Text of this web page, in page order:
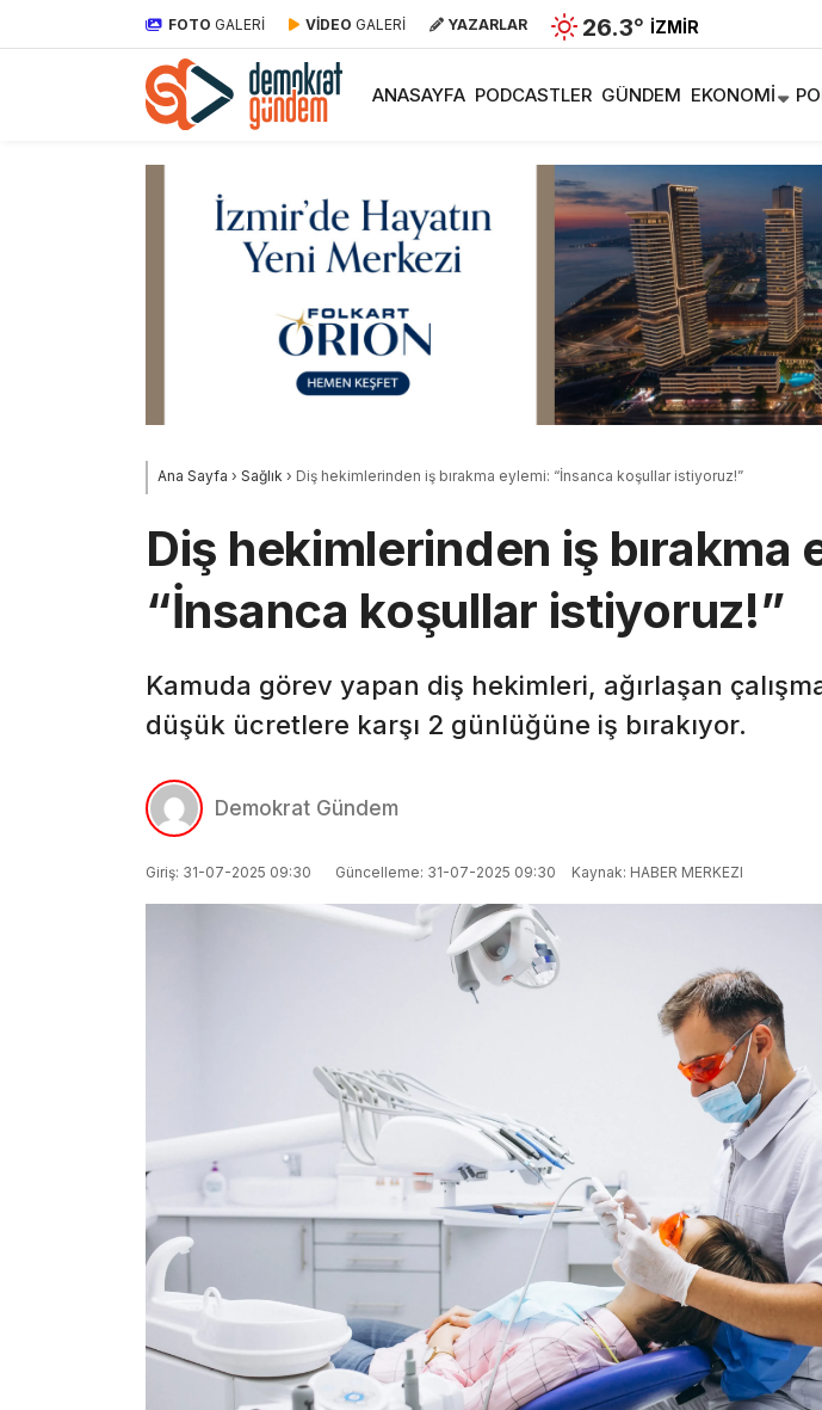
FOTO GALERİ VİDEO GALERİ YAZARLAR 26.3° İZMIR
ANASAYFA PODCASTLER GÜNDEM EKONOMI
Ana Sayfa › Sağlık › Diş hekimlerinden iş bırakma eylemi: “İnsanca koşullar istiyoruz!”
Diş hekimlerinden iş bırakma
“İnsanca koşullar istiyoruz!”
Kamuda görev yapan diş hekimleri, ağırlaşan
düşük ücretlere karşı 2 günlüğüne iş bırakıyor.
Demokrat Gündem
Giriş: 31-07-2025 09:30 Güncelleme: 31-07-2025 09:30 Kaynak: HABER MERKEZI